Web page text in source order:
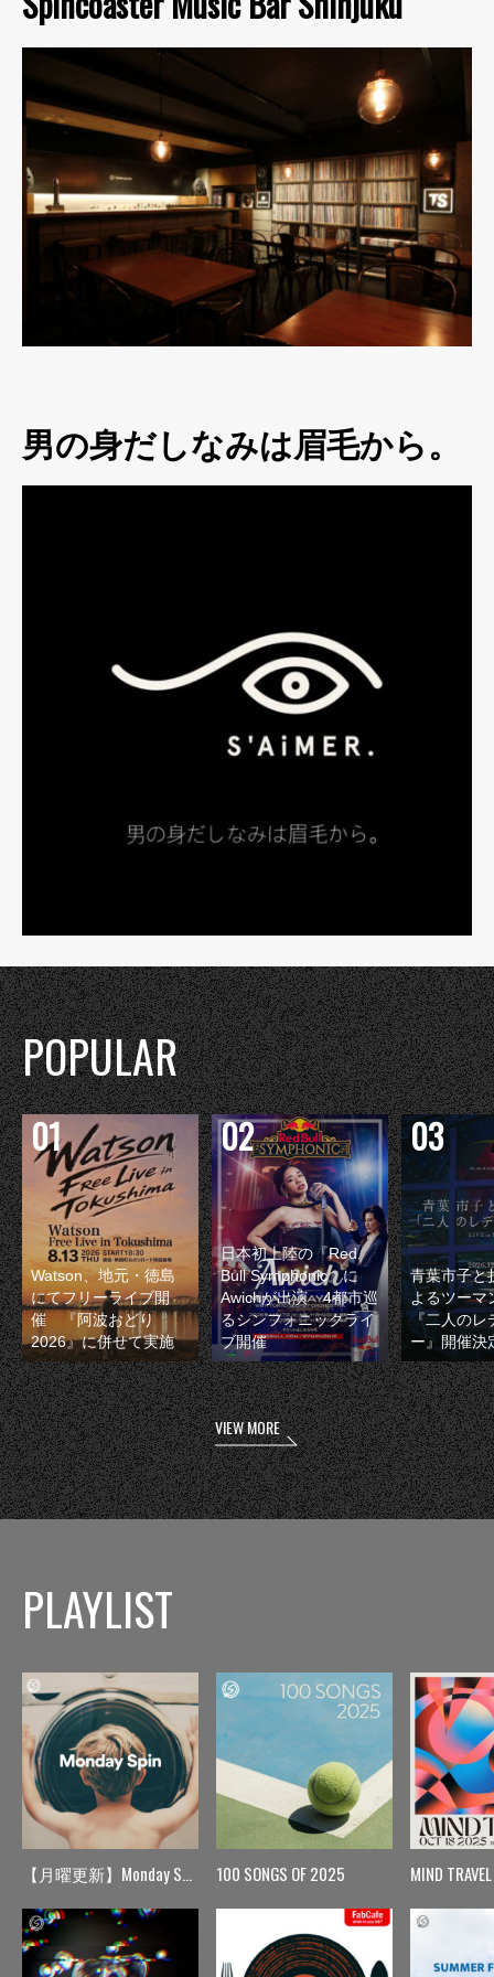
男の身だしなみは眉毛から。
POPULAR
Watson、地元・徳島
にてフリーライブ開
催 『阿波おどり
2026』に併せて実施
日本初上陸の『Red
Bull Symphonic』に
Awichが出演 4都市巡
るシンフォニックライ
ブ開催
青葉市子と
よるツーマ
『二人のレ
ー』開催決
VIEW MORE
PLAYLIST
【月曜更新】Monday Spin 100 SONGS OF 2025 MIND TRAVEL